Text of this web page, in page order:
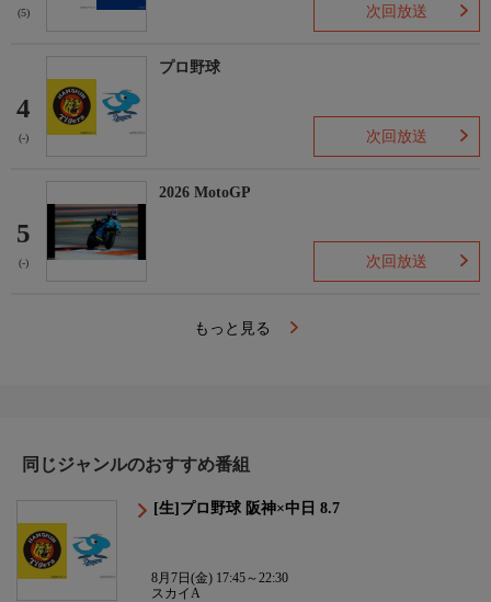
(5) 次回放送
4
(-)
プロ野球
次回放送
5
(-)
2026 MotoGP
次回放送
もっと見る
同じジャンルのおすすめ番組
[生]プロ野球 阪神×中日 8.7
8月7日(金) 17:45～22:30
スカイA